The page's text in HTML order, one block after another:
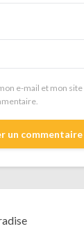
e-mail et mon site